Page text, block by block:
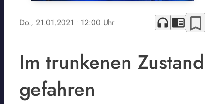
Do., 21.01.2021 • 12:00 Uhr headphones chrome_reader_mode bookmark_border
Im trunkenen Zustand
gefahren